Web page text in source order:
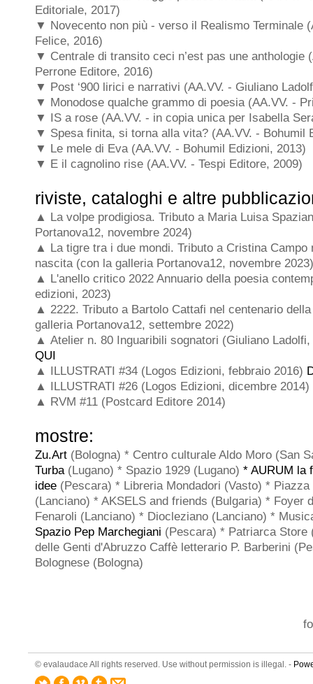
Editoriale, 2017)
▼ Novecento non più - verso il Realismo Terminale
Felice, 2016)
▼ Centrale di transito ceci n’est pas une anthologie
Perrone Editore, 2016)
▼ Post ‘900 lirici e narrativi (AA.VV. - Giuliano
▼ Monodose qualche grammo di poesia (AA.VV. -
▼ IS a rose (AA.VV. - in copia unica per Isabella
▼ Spesa finita, si torna alla vita? (AA.VV. - Bohumil
▼ Le mele di Eva (AA.VV. - Bohumil Edizioni, 2013)
▼ E il cagnolino rise (AA.VV. - Tespi Editore, 2009)
riviste, cataloghi e altre
▲ La volpe prodigiosa. Tributo a Maria Luisa
Portanova12, novembre 2024)
▲ La tigre tra i due mondi. Tributo a Cristina Campo
nascita (con la galleria Portanova12, novembre 2023)
▲ L'anello critico 2022 Annuario della poesia
edizioni, 2023)
▲ 2222. Tributo a Bartolo Cattafi nel centenario
galleria Portanova12, settembre 2022)
▲ Atelier n. 80 Inguaribili sognatori (Giuliano
QUI
▲ ILLUSTRATI #34 (Logos Edizioni, febbraio 2016)
▲ ILLUSTRATI #26 (Logos Edizioni, dicembre 2014)
▲ RVM #11 (Postcard Editore 2014)
mostre:
Zu.Art (Bologna) * Centro culturale Aldo Moro (San
Turba(Lugano) * Spazio 1929 (Lugano) * AURUM la
idee (Pescara) * Libreria Mondadori (Vasto) *
(Lanciano) * AKSELS and friends (Bulgaria) * Foyer
Fenaroli (Lanciano) * Diocleziano (Lanciano) *
Spazio Pep Marchegiani (Pescara) * Patriarca Store
delle Genti d'Abruzzo Caffè letterario P. Barberini
Bolognese (Bologna)
© evalaudace All rights reserved. Use without permission is illegal. -